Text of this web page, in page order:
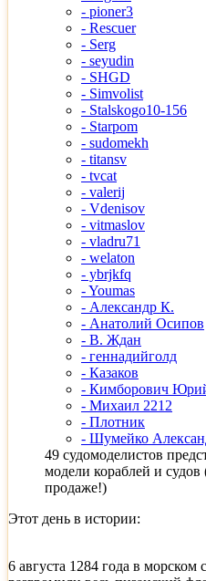
- pioner3
- Rescuer
- Serg
- seyudin
- SHGD
- Simvolist
- Stalskogo10-156
- Starpom
- sudomekh
- titansv
- tvcat
- valerij
- Vdenisov
- vitmaslov
- vladru71
- welaton
- ybrjkfq
- Youmas
- Александр К.
- Анатолий Осипов
- В. Ждан
- геннадийголд
- Казаков
- Кимборович
- Михаил 2212
- Плотник
- Шумейко
49 судомоделистов
модели кораблей и
продаже!)
Этот день в истории:
6 августа 1284 года в